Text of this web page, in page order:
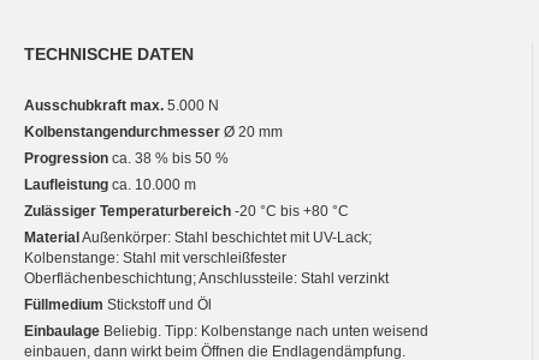
TECHNISCHE DATEN
Ausschubkraft max. 5.000 N
Kolbenstangendurchmesser Ø 20 mm
Progression ca. 38 % bis 50 %
Laufleistung ca. 10.000 m
Zulässiger Temperaturbereich -20 °C bis +80 °C
Material Außenkörper: Stahl beschichtet mit UV-Lack;
Kolbenstange: Stahl mit verschleißfester
Oberflächenbeschichtung; Anschlussteile: Stahl verzinkt
Füllmedium Stickstoff und Öl
Einbaulage Beliebig. Tipp: Kolbenstange nach unten weisend
einbauen, dann wirkt beim Öffnen die Endlagendämpfung.